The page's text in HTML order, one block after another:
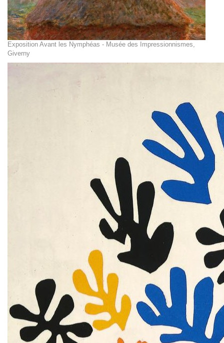
Exposition Avant les Nymphéas - Musée des Impressionnismes,
Giverny